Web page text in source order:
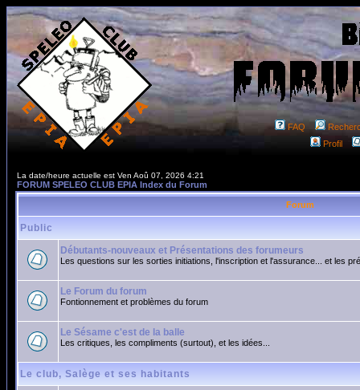
FAQ
Profil
La date/heure actuelle est Ven Aoû 07, 2026 4:21
FORUM SPELEO CLUB EPIA Index du Forum
Forum
Public
Débutants-nouveaux et Présentations des forumeurs
Les questions sur les sorties initiations, l'inscription et l'assurance... et les
Le Forum du forum
Fontionnement et problèmes du forum
Le Sésame c'est de la balle
Les critiques, les compliments (surtout), et les idées...
Le club, Salège et ses habitants